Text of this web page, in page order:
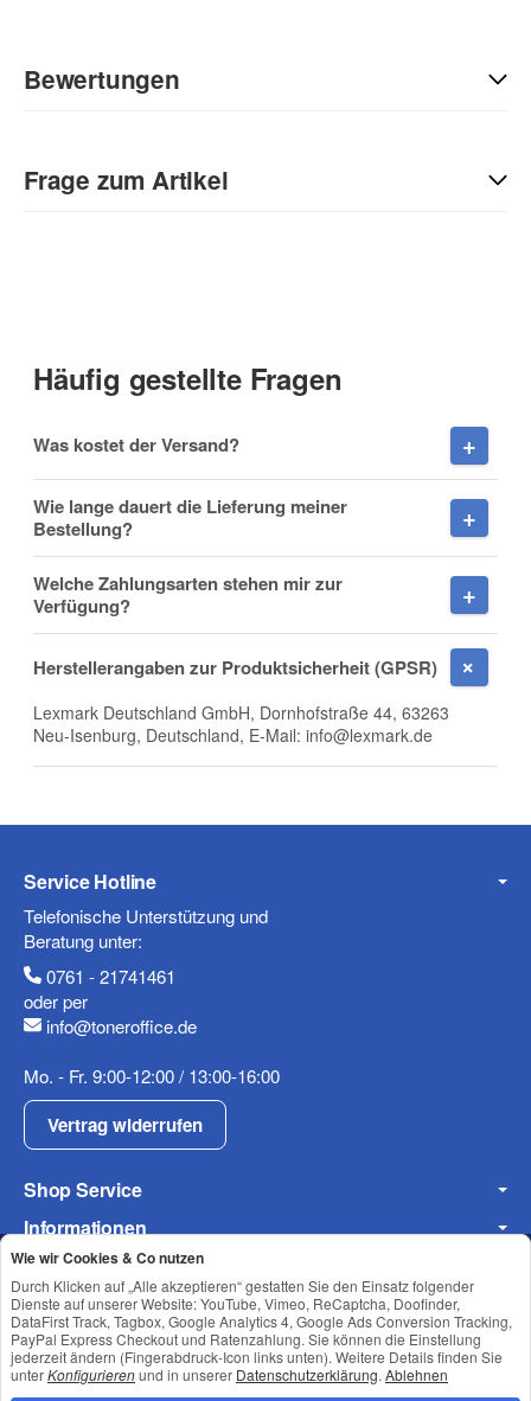
Bewertungen
Sie Anderen bei der Kaufentscheidung:
Frage zum Artikel
Nachname
Firma
Telefon
Mobiltelefon
Fax
Häufig gestellte Fragen
Was kostet der Versand?
Wie lange dauert die Lieferung meiner
Bestellung?
Welche Zahlungsarten stehen mir zur
Verfügung?
Herstellerangaben zur Produktsicherheit (GPSR)
Lexmark Deutschland GmbH, Dornhofstraße 44, 63263
Neu-Isenburg, Deutschland, E-Mail: info@lexmark.de
Service Hotline
Telefonische Unterstützung und
Beratung unter:
0761 - 21741461
oder per
info@toneroffice.de
Mo. - Fr. 9:00-12:00 / 13:00-16:00
Vertrag widerrufen
Shop Service
Informationen
Newsletter Abonnieren
Datenschutz•Impressum
Wie wir Cookies & Co nutzen
Durch Klicken auf „Alle akzeptieren“ gestatten Sie den Einsatz folgender
Dienste auf unserer Website: YouTube, Vimeo, ReCaptcha, Doofinder,
DataFirst Track, Tagbox, Google Analytics 4, Google Ads Conversion Tracking,
PayPal Express Checkout und Ratenzahlung. Sie können die Einstellung
jederzeit ändern (Fingerabdruck-Icon links unten). Weitere Details finden Sie
unterKonfigurierenund in unserer Datenschutzerklärung. Ablehnen